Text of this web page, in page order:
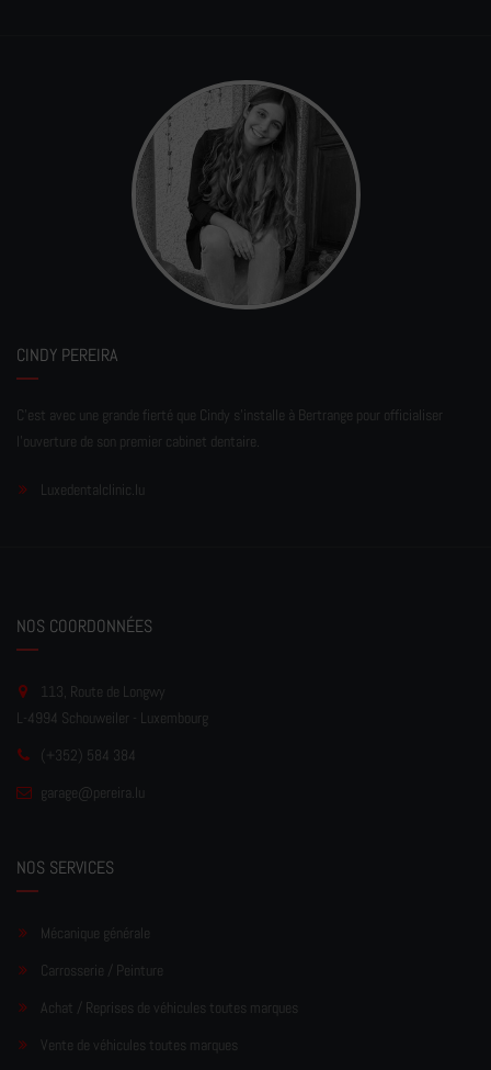
CINDY PEREIRA
C'est avec une grande fierté que Cindy s'installe à Bertrange pour officialiser
l'ouverture de son premier cabinet dentaire.
Luxedentalclinic.lu
NOS COORDONNÉES
113, Route de Longwy
L-4994 Schouweiler - Luxembourg
(+352) 584 384
garage@pereira.lu
NOS SERVICES
Mécanique générale
Carrosserie / Peinture
Achat / Reprises de véhicules toutes marques
Vente de véhicules toutes marques